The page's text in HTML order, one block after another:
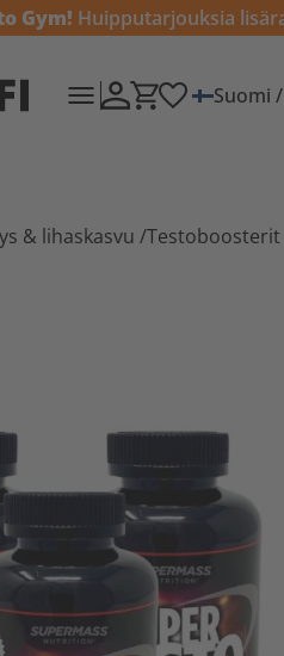
Gym! Huipputarjouksia
Suomi /
& lihaskasvu /Testoboosterit